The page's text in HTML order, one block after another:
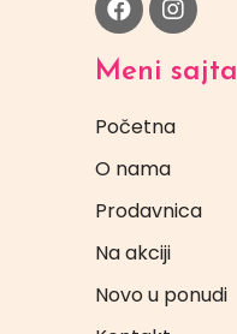
Meni sajta
Početna
O nama
Prodavnica
Na akciji
Novo u ponudi